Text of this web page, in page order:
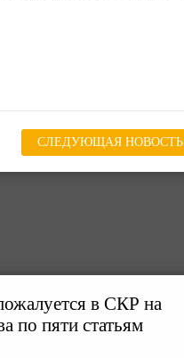
СЛЕДУЮЩАЯ НОВОСТЬ
в СКР на
по пяти статьям